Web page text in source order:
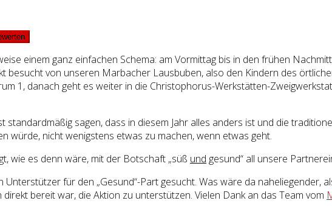
einem ganz einfachen Schema: am Vormittag bis in den frühen
besucht von unseren Marbacher Lausbuben, also den Kindern des
1, danach geht es weiter in die Christophorus-Werkstätten-
standardmäßig sagen, dass in diesem Jahr alles anders ist und die
würde, nicht wenigstens etwas zu machen, wenn etwas geht.
wie es denn wäre, mit der Botschaft „süß und gesund“ all unsere
für den „Gesund“-Part gesucht. Was wäre da naheliegender,
bereit war, die Aktion zu unterstützen. Vielen Dank an das Team vom